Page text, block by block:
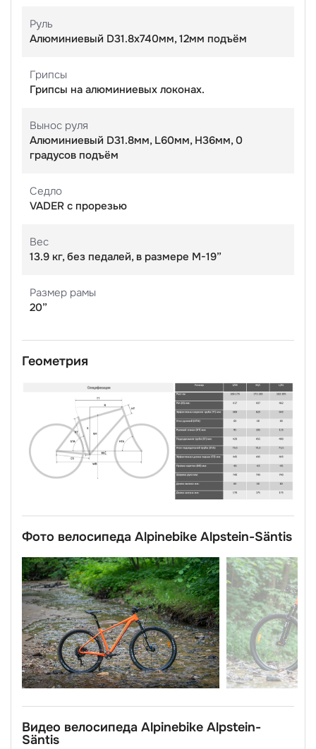
Руль
Алюминиевый D31.8х740мм, 12мм подъём
Грипсы
Грипсы на алюминиевых локонах.
Вынос руля
Алюминиевый D31.8мм, L60мм, H36мм, 0
градусов подъём
Седло
VADER с прорезью
Вес
13.9 кг, без педалей, в размере M-19”
Размер рамы
20”
Геометрия
Фото велосипеда Alpinebike Alpstein-Säntis
Видео велосипеда Alpinebike Alpstein-
Säntis